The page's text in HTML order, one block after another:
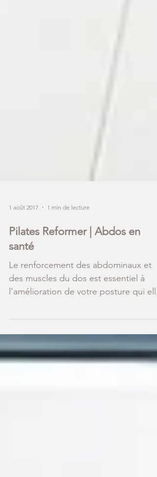
1 août 2017 1 min de lecture
Pilates Reformer | Abdos en
santé
Le renforcement des abdominaux et
l’amélioration de votre posture qui elle